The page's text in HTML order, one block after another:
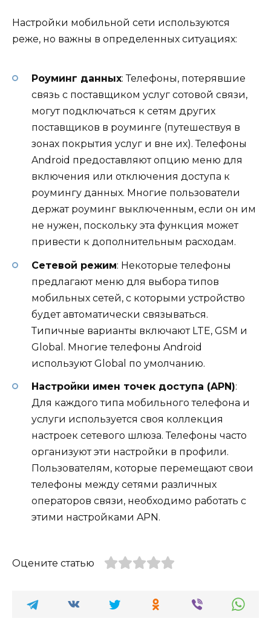
Настройки мобильной сети используются
реже, но важны в определенных ситуациях:
Роуминг данных: Телефоны, потерявшие
связь с поставщиком услуг сотовой связи,
могут подключаться к сетям других
поставщиков в роуминге (путешествуя в
зонах покрытия услуг и вне их). Телефоны
Android предоставляют опцию меню для
включения или отключения доступа к
роумингу данных. Многие пользователи
держат роуминг выключенным, если он им
не нужен, поскольку эта функция может
привести к дополнительным расходам.
Сетевой режим: Некоторые телефоны
предлагают меню для выбора типов
мобильных сетей, с которыми устройство
будет автоматически связываться.
Типичные варианты включают LTE, GSM и
Global. Многие телефоны Android
используют Global по умолчанию.
Настройки имен точек доступа (APN):
Для каждого типа мобильного телефона и
услуги используется своя коллекция
настроек сетевого шлюза. Телефоны часто
организуют эти настройки в профили.
Пользователям, которые перемещают свои
телефоны между сетями различных
операторов связи, необходимо работать с
этими настройками APN.
Оцените статью